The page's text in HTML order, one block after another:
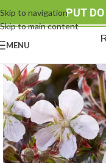
Skip to navigation
Skip to main content
PUT
MENU